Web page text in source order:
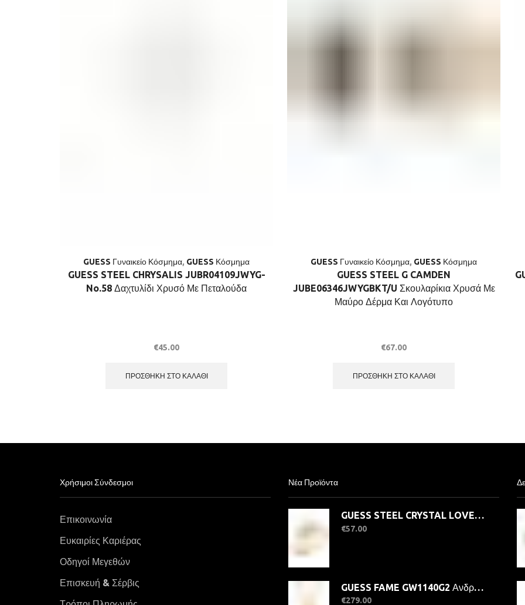
GUESS Γυναικείο Κόσμημα, GUESS Κόσμημα
GUESS STEEL CHRYSALIS JUBR04109JWYG-
No.58 Δαχτυλίδι Χρυσό Με Πεταλούδα
€45.00
ΠΡΟΣΘΉΚΗ ΣΤΟ ΚΑΛΆΘΙ
GUESS Γυναικείο Κόσμημα, GUESS Κόσμημα
GUESS STEEL G CAMDEN
JUBE06346JWYGBKT/U Σκουλαρίκια Χρυσά Με
Μαύρο Δέρμα Και Λογότυπο
€67.00
ΠΡΟΣΘΉΚΗ ΣΤΟ ΚΑΛΆΘΙ
Χρήσιμοι Σύνδεσμοι
Επικοινωνία
Ευκαιρίες Καριέρας
Οδηγοί Μεγεθών
Επισκευή & Σέρβις
Νέα Προϊόντα
GUESS STEEL CRYSTAL LOVE JUBR06363JWYG-No.56 Δαχτυλίδι Χρυσό Με Καρδιά
€57.00
GUESS FAME GW1140G2 Ανδρικό Ρολόι Quatrz Ακριβείας
€279.00